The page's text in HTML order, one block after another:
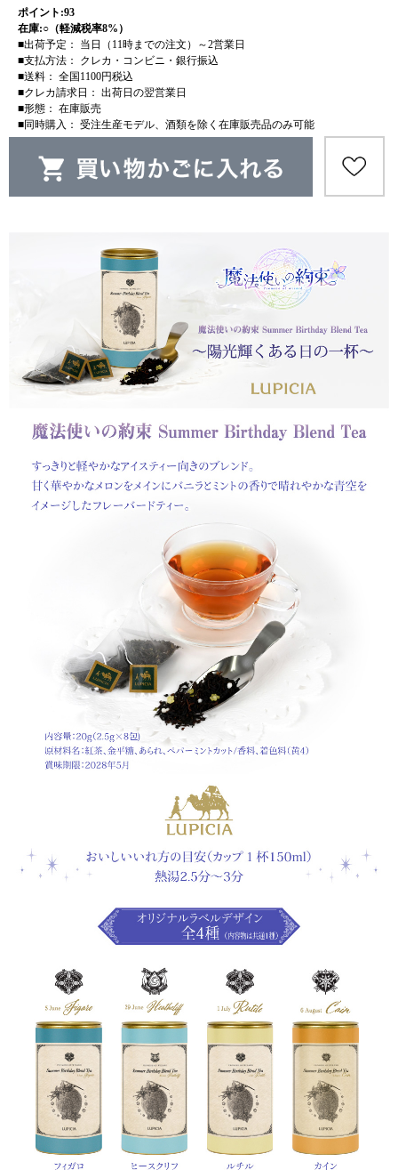
ポイント:93
在庫:○（軽減税率8%）
■出荷予定： 当日（11時までの注文）～2営業日
■支払方法： クレカ・コンビニ・銀行振込
■送料： 全国1100円税込
■クレカ請求日： 出荷日の翌営業日
■形態： 在庫販売
■同時購入： 受注生産モデル、酒類を除く在庫販売品のみ可能